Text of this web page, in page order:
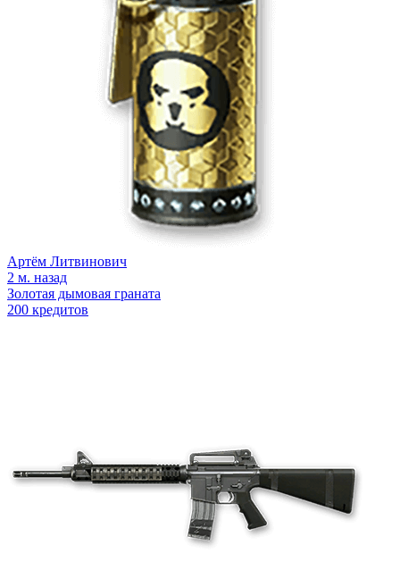
Артём Литвинович
2 м. назад
Золотая дымовая граната
200 кредитов